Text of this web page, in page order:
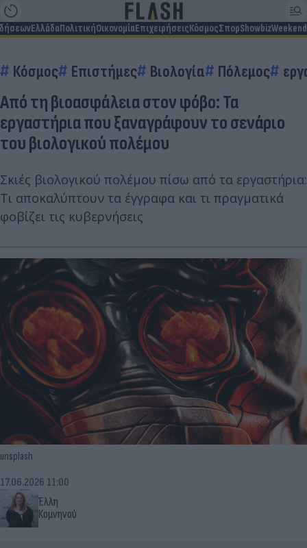
ΕλλάδαΠολιτικήΟικονομίαΕπιχειρήσειςΚόσμοςΣπορShowbizWeekend
Κόσμος Επιστήμες Βιολογία Πόλεμος
Από τη βιοασφάλεια στον φόβο: Τα
εργαστήρια που ξαναγράφουν το σενάριο
του βιολογικού πολέμου
Σκιές βιολογικού πολέμου πίσω από τα εργαστήρια:
Τι αποκαλύπτουν τα έγγραφα και τι πραγματικά
φοβίζει τις κυβερνήσεις
unsplash
Έλλη
Κομνηνού
17.06.2026 11:00